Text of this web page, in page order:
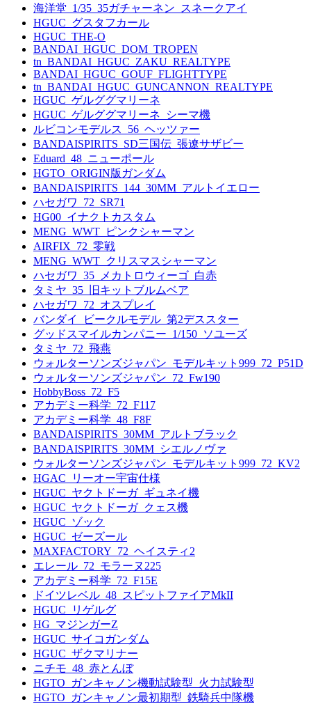
海洋堂_1/35_35ガチャーネン_スネークアイ
HGUC_グスタフカール
HGUC_THE-O
BANDAI_HGUC_DOM_TROPEN
tn_BANDAI_HGUC_ZAKU_REALTYPE
BANDAI_HGUC_GOUF_FLIGHTTYPE
tn_BANDAI_HGUC_GUNCANNON_REALTYPE
HGUC_ゲルググマリーネ
HGUC_ゲルググマリーネ_シーマ機
ルビコンモデルス_56_ヘッツァー
BANDAISPIRITS_SD三国伝_張遼サザビー
Eduard_48_ニューポール
HGTO_ORIGIN版ガンダム
BANDAISPIRITS_144_30MM_アルトイエロー
ハセガワ_72_SR71
HG00_イナクトカスタム
MENG_WWT_ピンクシャーマン
AIRFIX_72_零戦
MENG_WWT_クリスマスシャーマン
ハセガワ_35_メカトロウィーゴ_白赤
タミヤ_35_旧キットブルムベア
ハセガワ_72_オスプレイ
バンダイ_ビークルモデル_第2デススター
グッドスマイルカンパニー_1/150_ソユーズ
タミヤ_72_飛燕
ウォルターソンズジャパン_モデルキット999_72_P51D
ウォルターソンズジャパン_72_Fw190
HobbyBoss_72_F5
アカデミー科学_72_F117
アカデミー科学_48_F8F
BANDAISPIRITS_30MM_アルトブラック
BANDAISPIRITS_30MM_シエルノヴァ
ウォルターソンズジャパン_モデルキット999_72_KV2
HGAC_リーオー宇宙仕様
HGUC_ヤクトドーガ_ギュネイ機
HGUC_ヤクトドーガ_クェス機
HGUC_ゾック
HGUC_ゼーズール
MAXFACTORY_72_ヘイスティ2
エレール_72_モラーヌ225
アカデミー科学_72_F15E
ドイツレベル_48_スピットファイアMkII
HGUC_リゲルグ
HG_マジンガーZ
HGUC_サイコガンダム
HGUC_ザクマリナー
ニチモ_48_赤とんぼ
HGTO_ガンキャノン機動試験型_火力試験型
HGTO_ガンキャノン最初期型_鉄騎兵中隊機